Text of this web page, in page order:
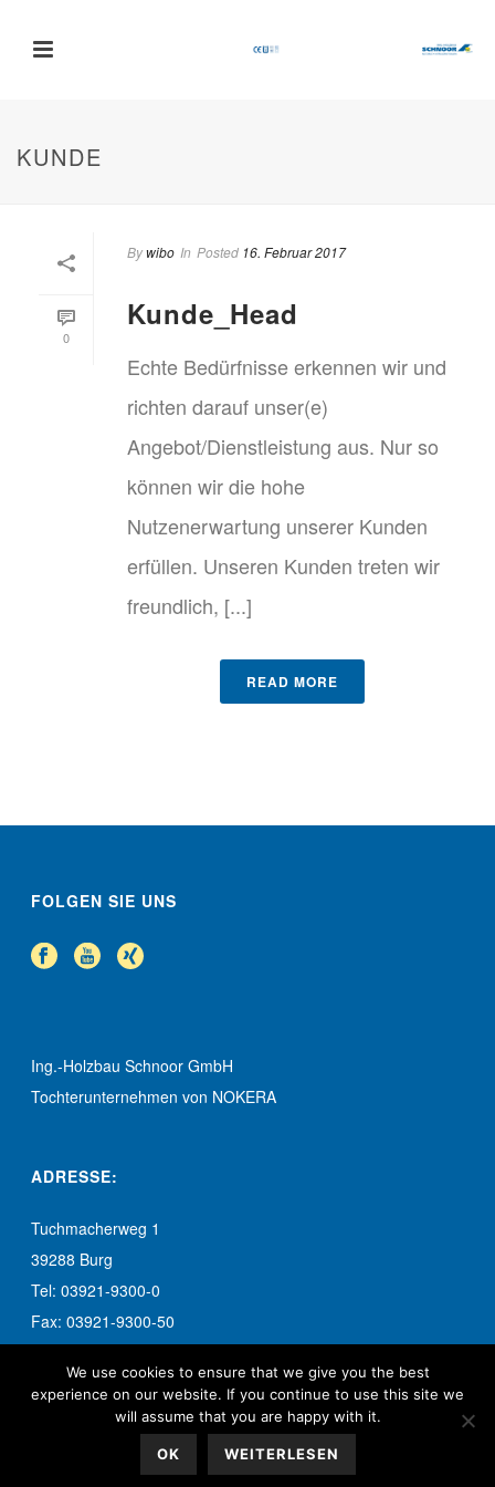
KUNDE
0
Bywibo In Posted 16. Februar 2017
Kunde_Head
Echte Bedürfnisse erkennen wir und
richten darauf unser(e)
Angebot/Dienstleistung aus. Nur so
können wir die hohe
Nutzenerwartung unserer Kunden
erfüllen. Unseren Kunden treten wir
freundlich, [...]
READ MORE
FOLGEN SIE UNS
Ing.-Holzbau Schnoor GmbH
Tochterunternehmen von NOKERA
ADRESSE:
Tuchmacherweg 1
39288 Burg
Tel: 03921-9300-0
Fax: 03921-9300-50
© 2017 Ing.-Holzbau Schnoor GmbH. Alle Rechte vorbehalten.
We use cookies to ensure that we give you the best
experience on our website. If you continue to use this site we
will assume that you are happy with it.
OK WEITERLESEN